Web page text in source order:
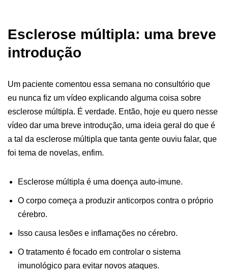
Esclerose múltipla: uma breve
introdução
Um paciente comentou essa semana no consultório que
eu nunca fiz um vídeo explicando alguma coisa sobre
esclerose múltipla. É verdade. Então, hoje eu quero nesse
vídeo dar uma breve introdução, uma ideia geral do que é
a tal da esclerose múltipla que tanta gente ouviu falar, que
foi tema de novelas, enfim.
Esclerose múltipla é uma doença auto-imune.
O corpo começa a produzir anticorpos contra o próprio
cérebro.
Isso causa lesões e inflamações no cérebro.
O tratamento é focado em controlar o sistema
imunológico para evitar novos ataques.